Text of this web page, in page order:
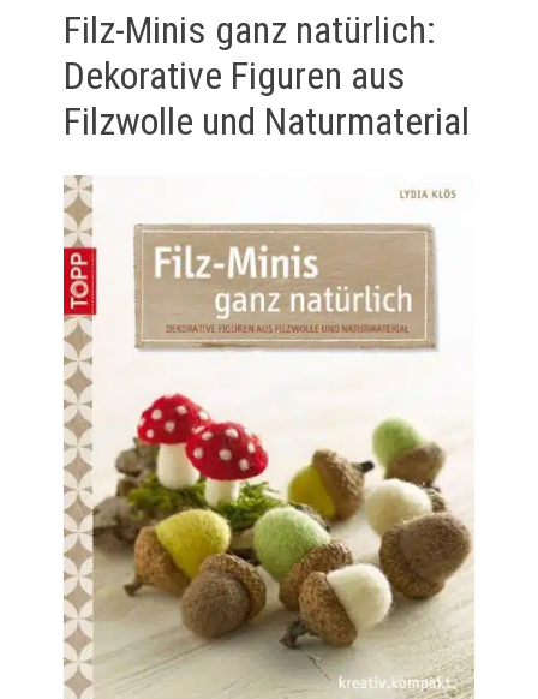
Filz-Minis ganz natürlich:
Dekorative Figuren aus
Filzwolle und Naturmaterial